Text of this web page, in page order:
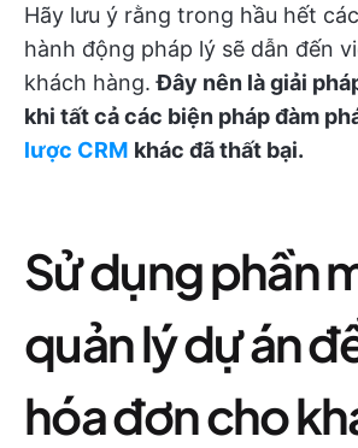
Hãy lưu ý rằng trong hầu hết
hành động pháp lý sẽ dẫn đến
khách hàng.Đây nên là giải
khi tất cả các biện pháp đàm
lược CRM khác đã thất bại.
Sử dụng phần
quản lý dự án
hóa đơn cho